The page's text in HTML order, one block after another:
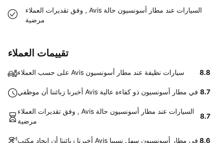
وفق تقديرات العملاء , Avis السيارات عند مطار أسونسيون حالة
مرضية
تقييمات العملاء
على حسب العملاء Avis سيارات نظيفة عند مطار أسونسيون 8.8
أخبرنا زبائننا أن موظفي Avis في مطار أسونسيون ذو كفاءة عالية 8.7
وفق تقديرات العملاء , Avis السيارات عند مطار أسونسيون حالة
مرضية
8.7
أخبرنا زبائننا أن إيجاد مكتب Avis في مطار أسونسيون سهل نسبيا 8.6